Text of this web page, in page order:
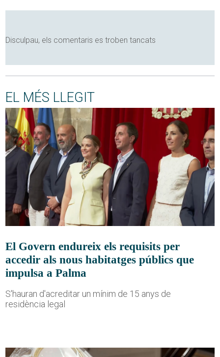
Disculpau, els comentaris es troben tancats
EL MÉS LLEGIT
El Govern endureix els requisits per
accedir als nous habitatges públics que
impulsa a Palma
S'hauran d'acreditar un mínim de 15 anys de
residència legal